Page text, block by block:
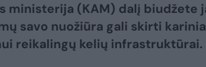
ministerija (KAM) dalį biudžete
savo nuožiūra gali skirti
reikalingų kelių infrastruktūrai.